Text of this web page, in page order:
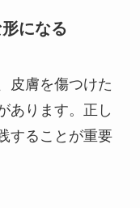
になる
皮膚を傷つけた
あります。正し
することが重要